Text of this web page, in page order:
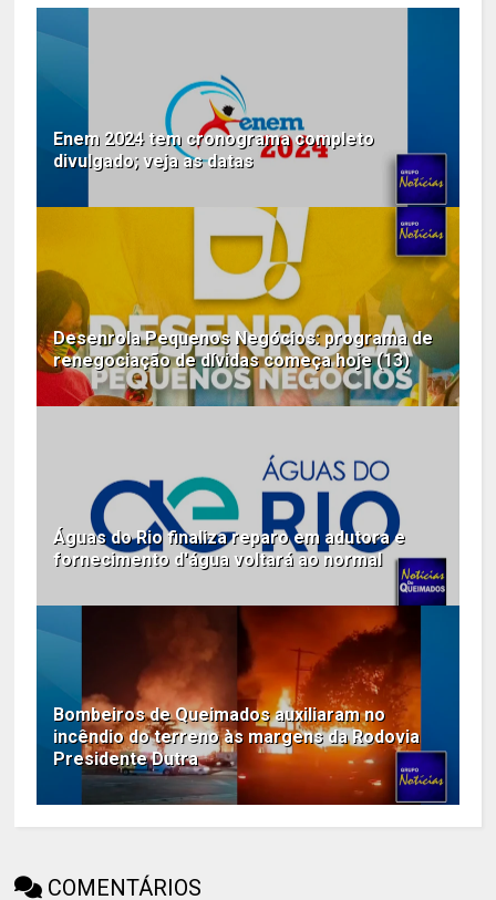
Enem 2024 tem cronograma completo
divulgado; veja as datas
Desenrola Pequenos Negócios: programa de
renegociação de dívidas começa hoje (13)
Águas do Rio finaliza reparo em adutora e
fornecimento d'água voltará ao normal
Bombeiros de Queimados auxiliaram no
incêndio do terreno às margens da Rodovia
Presidente Dutra
COMENTÁRIOS